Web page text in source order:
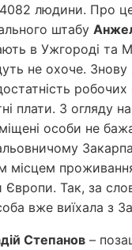
людини. Про
штабу
в Ужгороді та
не охоче.
робочих
плати. З огляду
особи не
місцем
Європи. Так, за
вже виїхала з
Степанов –